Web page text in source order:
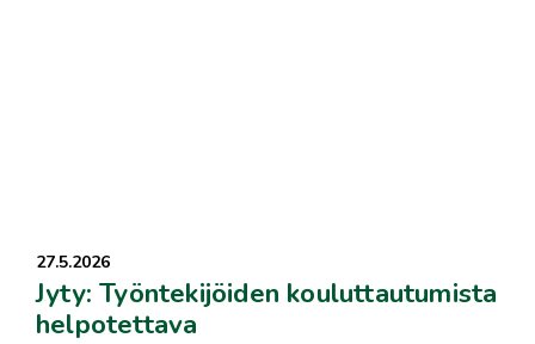
27.5.2026
Jyty: Työntekijöiden kouluttautumista
helpotettava